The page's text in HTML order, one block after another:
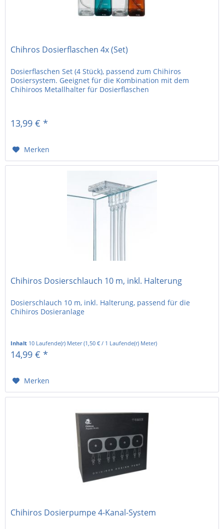
Chihros Dosierflaschen 4x (Set)
Dosierflaschen Set (4 Stück), passend zum Chihiros
Dosiersystem. Geeignet für die Kombination mit dem
Chihiroos Metallhalter für Dosierflaschen
13,99 € *
Merken
Chihiros Dosierschlauch 10 m, inkl. Halterung
Dosierschlauch 10 m, inkl. Halterung, passend für die
Chihiros Dosieranlage
Inhalt 10 Laufende(r) Meter(1,50 € / 1 Laufende(r) Meter)
14,99 € *
Merken
Chihiros Dosierpumpe 4-Kanal-System